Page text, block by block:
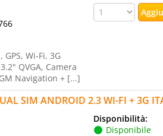
GPS, Wi-Fi, 3G
QVGA, Camera
Navigation + [...]
SIM ANDROID 2.3 WI-FI + 3G
Disponibilità:
Disponibile